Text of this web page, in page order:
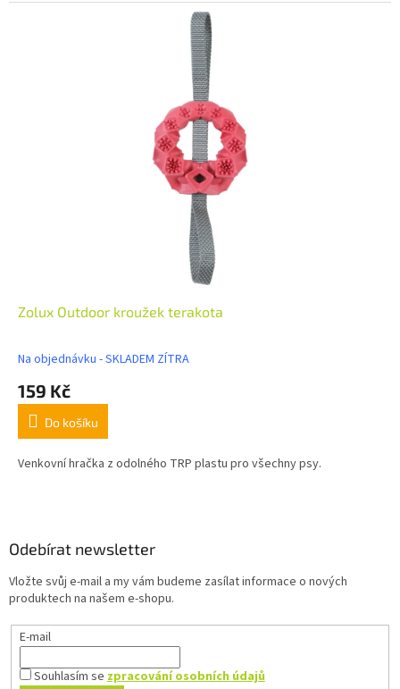
Zolux Outdoor kroužek terakota
Na objednávku - SKLADEM ZÍTRA
159 Kč
Do košíku
Venkovní hračka z odolného TRP plastu pro všechny psy.
Odebírat newsletter
Vložte svůj e-mail a my vám budeme zasílat informace o nových
produktech na našem e-shopu.
E-mail
Souhlasím sezpracování osobních údajů